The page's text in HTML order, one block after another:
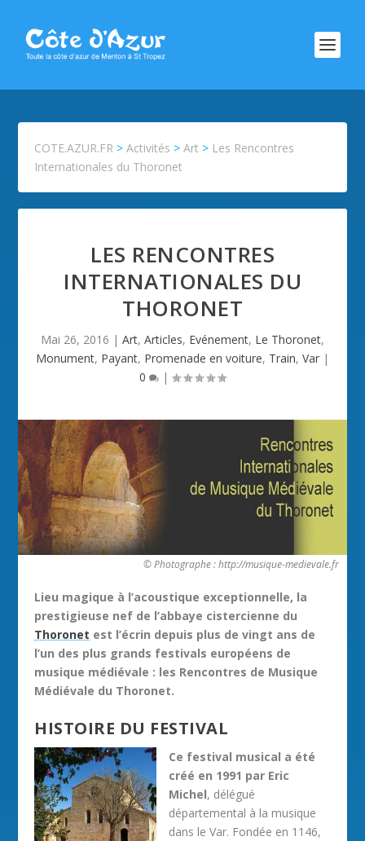
COTE.AZUR.FR >Activités >Art > Les Rencontres
Internationales du Thoronet
LES RENCONTRES
INTERNATIONALES DU
THORONET
Mai 26, 2016 | Art, Articles, Evénement, Le Thoronet,
Monument, Payant, Promenade en voiture, Train, Var |
0
|
© Photographe : http://musique-medievale.fr
Lieu magique à l’acoustique exceptionnelle, la
prestigieuse nef de l’abbaye cistercienne du
Thoronet est l’écrin depuis plus de vingt ans de
l’un des plus grands festivals européens de
musique médiévale : les Rencontres de Musique
Médiévale du Thoronet.
HISTOIRE DU FESTIVAL
Ce festival musical a été
créé en 1991 par Eric
Michel, délégué
départemental à la musique
dans le Var. Fondée en 1146,